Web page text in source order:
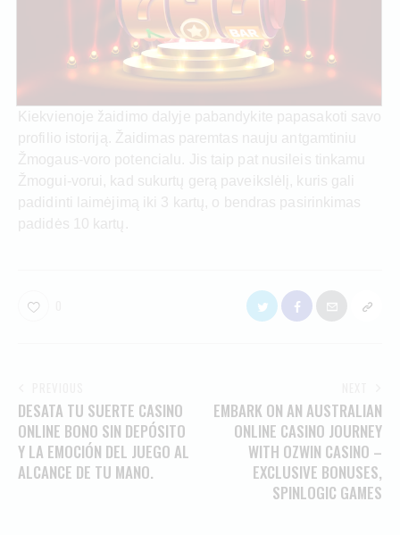
Kiekvienoje žaidimo dalyje pabandykite papasakoti savo
profilio istoriją. Žaidimas paremtas nauju antgamtiniu
Žmogaus-voro potencialu. Jis taip pat nusileis tinkamu
Žmogui-vorui, kad sukurtų gerą paveikslėlį, kuris gali
padidinti laimėjimą iki 3 kartų, o bendras pasirinkimas
padidės 10 kartų.
DESATA TU SUERTE CASINO
ONLINE BONO SIN DEPÓSITO
Y LA EMOCIÓN DEL JUEGO AL
ALCANCE DE TU MANO.
EMBARK ON AN AUSTRALIAN
ONLINE CASINO JOURNEY
WITH OZWIN CASINO –
EXCLUSIVE BONUSES,
SPINLOGIC GAMES